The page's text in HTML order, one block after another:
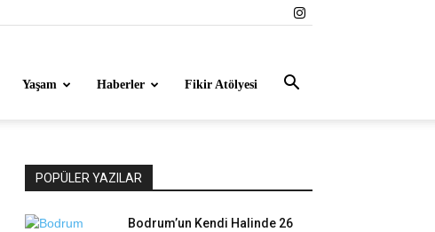
Yaşam Haberler Fikir Atölyesi
POPÜLER YAZILAR
Bodrum’un Kendi Halinde 26